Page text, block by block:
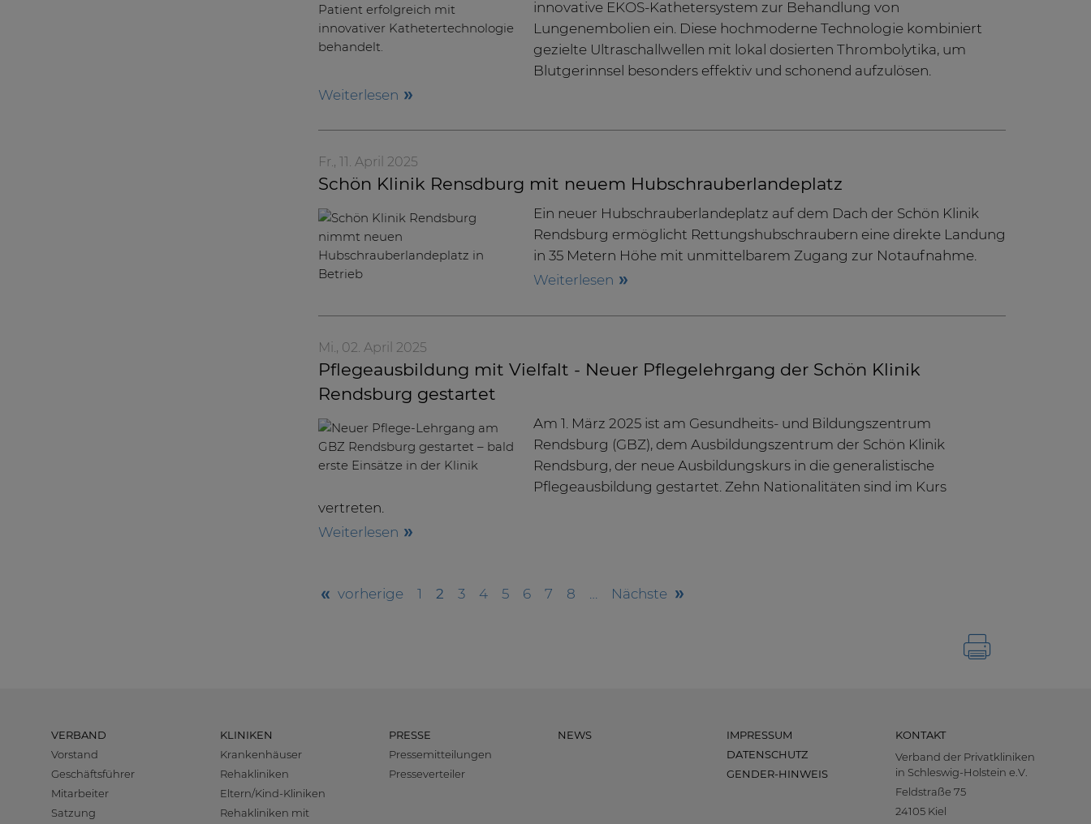
innovative EKOS-Kathetersystem zur Behandlung von
Lungenembolien ein. Diese hochmoderne Technologie kombiniert
gezielte Ultraschallwellen mit lokal dosierten Thrombolytika, um
Blutgerinnsel besonders effektiv und schonend aufzulösen.
Weiterlesen
Fr., 11. April 2025
Schön Klinik Rensdburg mit neuem Hubschrauberlandeplatz
Ein neuer Hubschrauberlandeplatz auf dem Dach der Schön Klinik
Rendsburg ermöglicht Rettungshubschraubern eine direkte Landung
in 35 Metern Höhe mit unmittelbarem Zugang zur Notaufnahme.
Weiterlesen
Mi., 02. April 2025
Pflegeausbildung mit Vielfalt - Neuer Pflegelehrgang der Schön Klinik
Rendsburg gestartet
Am 1. März 2025 ist am Gesundheits- und Bildungszentrum
Rendsburg (GBZ), dem Ausbildungszentrum der Schön Klinik
Rendsburg, der neue Ausbildungskurs in die generalistische
Pflegeausbildung gestartet. Zehn Nationalitäten sind im Kurs
vertreten.
Weiterlesen
vorherige 1 2 3 4 5 6 7 8 … nächste
VERBAND
Vorstand
Geschäftsführer
Mitarbeiter
Satzung
KLINIKEN
Krankenhäuser
Rehakliniken
Eltern/Kind-Kliniken
Rehakliniken mit
PRESSE
Pressemitteilungen
Presseverteiler
NEWS
KONTAKT
Verband der Privatkliniken
in Schleswig-Holstein e.V.
Feldstraße 75
24105 Kiel
IMPRESSUM
DATENSCHUTZ
GENDER-HINWEIS